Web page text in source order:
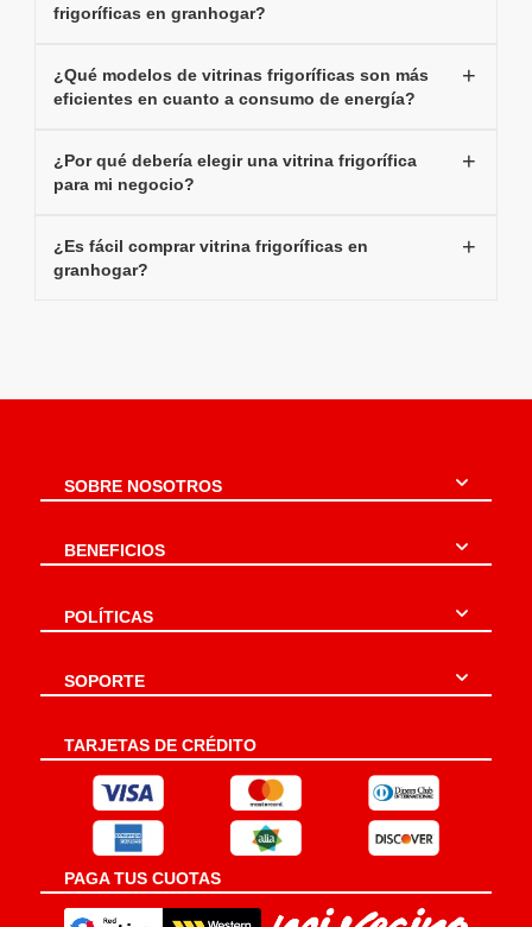
frigoríficas en granhogar?
¿Qué modelos de vitrinas frigoríficas son más
eficientes en cuanto a consumo de energía?
¿Por qué debería elegir una vitrina frigorífica
para mi negocio?
¿Es fácil comprar vitrina frigoríficas en
granhogar?
SOBRE NOSOTROS
BENEFICIOS
POLÍTICAS
SOPORTE
TARJETAS DE CRÉDITO
PAGA TUS CUOTAS